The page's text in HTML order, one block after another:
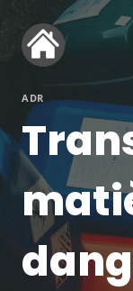
au
contenu
ADR